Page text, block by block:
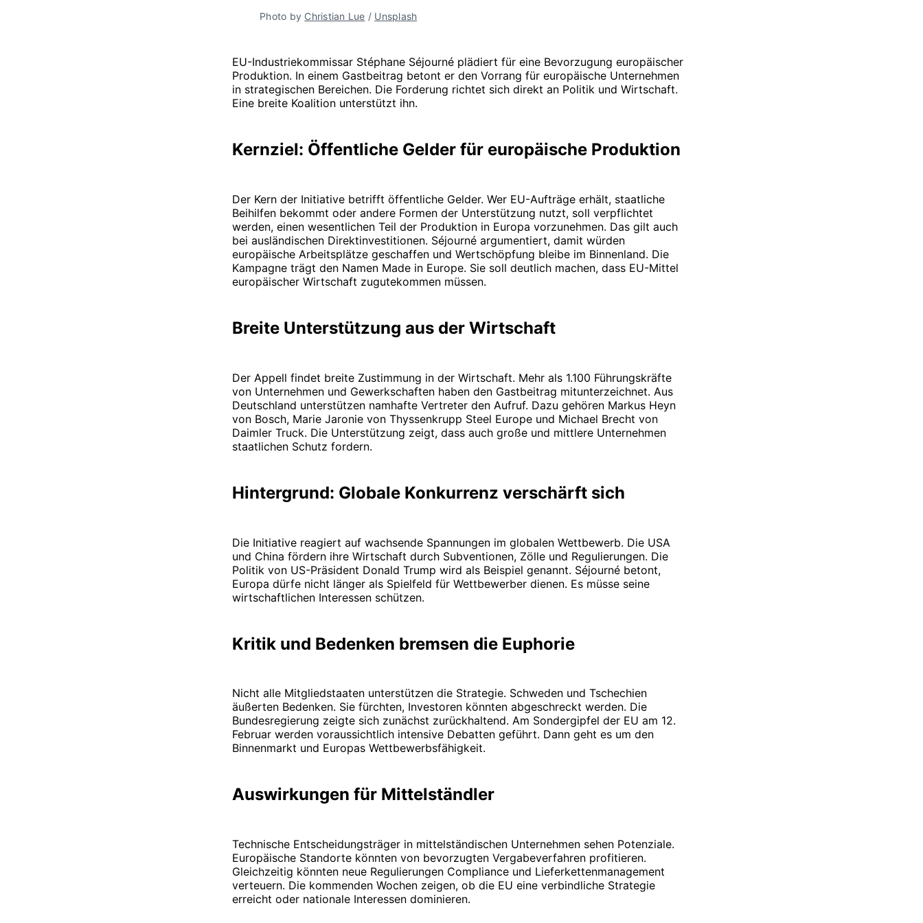
Photo by Christian Lue / Unsplash
EU-Industriekommissar Stéphane Séjourné plädiert für eine Bevorzugung europäischer
Produktion. In einem Gastbeitrag betont er den Vorrang für europäische Unternehmen
in strategischen Bereichen. Die Forderung richtet sich direkt an Politik und Wirtschaft.
Eine breite Koalition unterstützt ihn.
Kernziel: Öffentliche Gelder für europäische Produktion
Der Kern der Initiative betrifft öffentliche Gelder. Wer EU-Aufträge erhält, staatliche
Beihilfen bekommt oder andere Formen der Unterstützung nutzt, soll verpflichtet
werden, einen wesentlichen Teil der Produktion in Europa vorzunehmen. Das gilt auch
bei ausländischen Direktinvestitionen. Séjourné argumentiert, damit würden
europäische Arbeitsplätze geschaffen und Wertschöpfung bleibe im Binnenland. Die
Kampagne trägt den Namen Made in Europe. Sie soll deutlich machen, dass EU-Mittel
europäischer Wirtschaft zugutekommen müssen.
Breite Unterstützung aus der Wirtschaft
Der Appell findet breite Zustimmung in der Wirtschaft. Mehr als 1.100 Führungskräfte
von Unternehmen und Gewerkschaften haben den Gastbeitrag mitunterzeichnet. Aus
Deutschland unterstützen namhafte Vertreter den Aufruf. Dazu gehören Markus Heyn
von Bosch, Marie Jaronie von Thyssenkrupp Steel Europe und Michael Brecht von
Daimler Truck. Die Unterstützung zeigt, dass auch große und mittlere Unternehmen
staatlichen Schutz fordern.
Hintergrund: Globale Konkurrenz verschärft sich
Die Initiative reagiert auf wachsende Spannungen im globalen Wettbewerb. Die USA
und China fördern ihre Wirtschaft durch Subventionen, Zölle und Regulierungen. Die
Politik von US-Präsident Donald Trump wird als Beispiel genannt. Séjourné betont,
Europa dürfe nicht länger als Spielfeld für Wettbewerber dienen. Es müsse seine
wirtschaftlichen Interessen schützen.
Kritik und Bedenken bremsen die Euphorie
Nicht alle Mitgliedstaaten unterstützen die Strategie. Schweden und Tschechien
äußerten Bedenken. Sie fürchten, Investoren könnten abgeschreckt werden. Die
Bundesregierung zeigte sich zunächst zurückhaltend. Am Sondergipfel der EU am 12.
Februar werden voraussichtlich intensive Debatten geführt. Dann geht es um den
Binnenmarkt und Europas Wettbewerbsfähigkeit.
Auswirkungen für Mittelständler
Technische Entscheidungsträger in mittelständischen Unternehmen sehen Potenziale.
Europäische Standorte könnten von bevorzugten Vergabeverfahren profitieren.
Gleichzeitig könnten neue Regulierungen Compliance und Lieferkettenmanagement
verteuern. Die kommenden Wochen zeigen, ob die EU eine verbindliche Strategie
erreicht oder nationale Interessen dominieren.